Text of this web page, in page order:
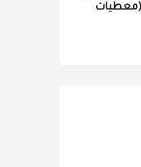
(معطيات